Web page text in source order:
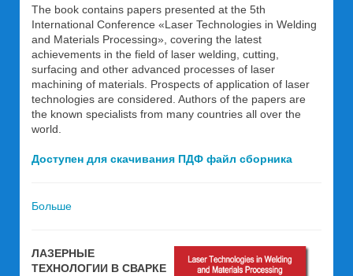
The book contains papers presented at the 5th
International Conference «Laser Technologies in Welding
and Materials Processing», covering the latest
achievements in the field of laser welding, cutting,
surfacing and other advanced processes of laser
machining of materials. Prospects of application of laser
technologies are considered. Authors of the papers are
the known specialists from many countries all over the
world.
Доступен для скачивания ПДФ файл сборника
Больше
ЛАЗЕРНЫЕ
ТЕХНОЛОГИИ В СВАРКЕ